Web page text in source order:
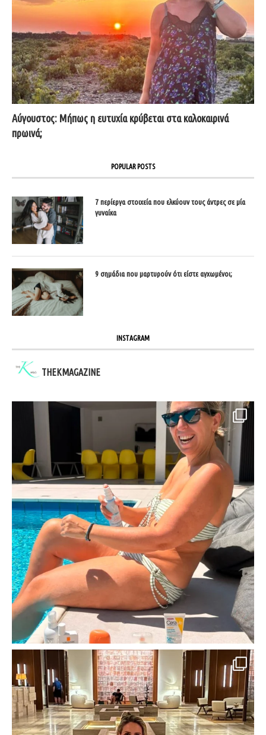
Αύγουστος: Μήπως η ευτυχία κρύβεται στα καλοκαιρινά
πρωινά;
POPULAR POSTS
7 περίεργα στοιχεία που ελκύουν τους άντρες σε μία
γυναίκα
9 σημάδια που μαρτυρούν ότι είστε αγχωμένοι;
INSTAGRAM
THEKMAGAZINE